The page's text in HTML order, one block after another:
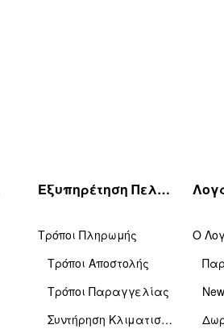
Εξυπηρέτηση Πελατών
Τρόποι Πληρωμής
Τρόποι Αποστολής
Τρόποι Παραγγελίας
Συντήρηση Κλιματιστικών
Ο